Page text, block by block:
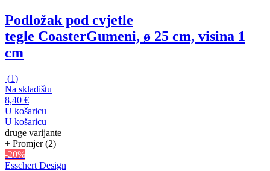
Podložak pod cvjetle
tegle CoasterGumeni, ø 25 cm, visina 1
cm
(1)
Na skladištu
8,40 €
U košaricu
U košaricu
druge varijante
+ Promjer (2)
-20%
Esschert Design